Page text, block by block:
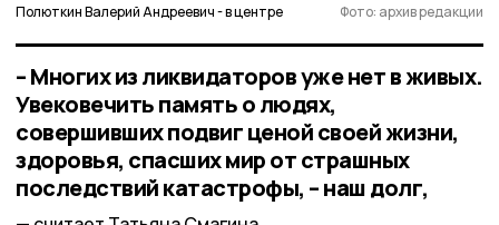
Полюткин Валерий Андреевич - в центре Фото: архив редакции
– Многих из ликвидаторов уже нет в живых.
Увековечить память о людях,
совершивших подвиг ценой своей жизни,
здоровья, спасших мир от страшных
последствий катастрофы, – наш долг,